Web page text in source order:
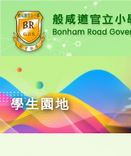
學生園地